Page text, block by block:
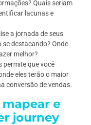
Quais seriam
lacunas e
a jornada de seus
se destacando? Onde
melhor?
que você
eles terão o maior
conversão de vendas.
e
journey